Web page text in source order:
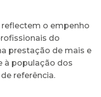
o empenho
do
prestação de mais e
à população dos
referência.